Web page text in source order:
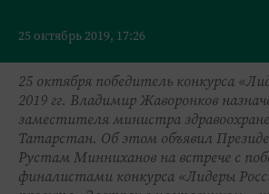
25 октябрь 2019, 17:26
25 октября победитель конкурса
2019 гг. Владимир Жаворонков
заместителя министра
Татарстан. Об этом объявил
Рустам Минниханов на встрече с
финалистами конкурса «Лидеры